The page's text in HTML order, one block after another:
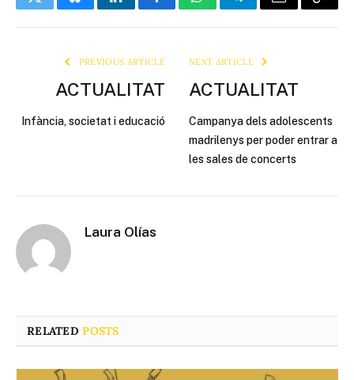
TwitterBlueskyLinkedInFacebookWhatsAppTelegramEmail Copy
PREVIOUS ARTICLE
ACTUALITAT
Infància, societat i educació
NEXT ARTICLE
ACTUALITAT
Campanya dels adolescents
madrilenys per poder entrar a
les sales de concerts
Laura Olías
RELATEDPOSTS